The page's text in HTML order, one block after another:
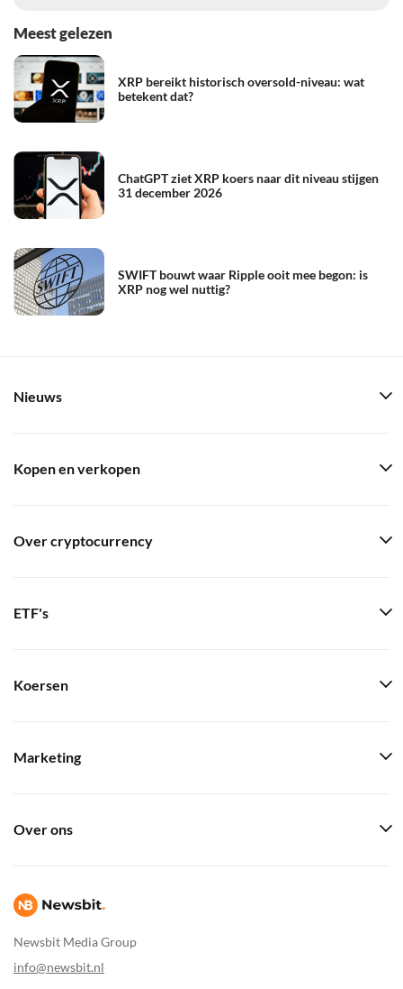
Meest gelezen
XRP bereikt historisch oversold-niveau: wat
betekent dat?
ChatGPT ziet XRP koers naar dit niveau stijgen
31 december 2026
SWIFT bouwt waar Ripple ooit mee begon: is
XRP nog wel nuttig?
Newsbit Media Group
info@newsbit.nl
Nieuws
Kopen en verkopen
Over cryptocurrency
ETF's
Koersen
Marketing
Over ons